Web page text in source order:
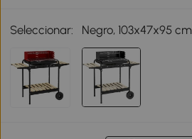
Seleccionar: Negro, 103x47x95 cm